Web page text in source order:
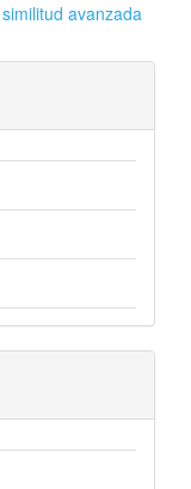
avanzada